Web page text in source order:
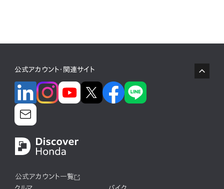
公式アカウント・関連サイト
公式アカウント一覧